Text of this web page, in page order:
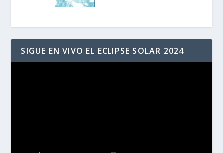
SIGUE EN VIVO EL ECLIPSE SOLAR 2024